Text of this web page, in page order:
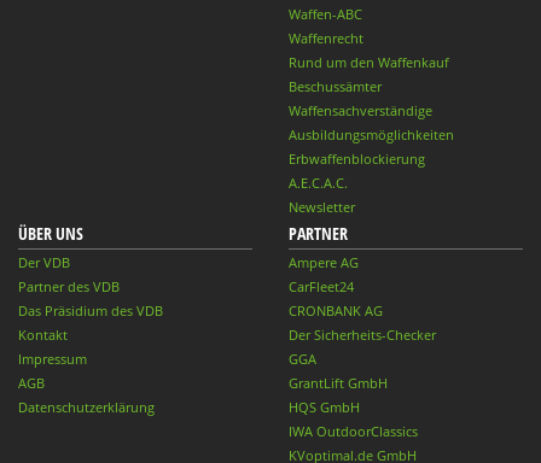
Waffen-ABC
Waffenrecht
Rund um den Waffenkauf
Beschussämter
Waffensachverständige
Ausbildungsmöglichkeiten
Erbwaffenblockierung
A.E.C.A.C.
Newsletter
ÜBER UNS
Der VDB
Partner des VDB
Das Präsidium des VDB
Kontakt
Impressum
AGB
Datenschutzerklärung
PARTNER
Ampere AG
CarFleet24
CRONBANK AG
Der Sicherheits-Checker
GGA
GrantLift GmbH
HQS GmbH
IWA OutdoorClassics
KVoptimal.de GmbH